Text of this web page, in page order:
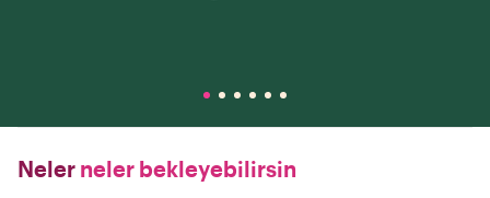
Neler neler bekleyebilirsin